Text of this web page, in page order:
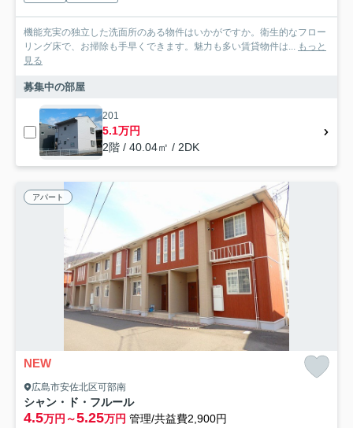
機能充実の独立した洗面所のある物件はいかがですか。衛生的なフロー
リング床で、お掃除も手早くできます。魅力も多い賃貸物件は... もっと
見る
募集中の部屋
201
5.1万円
2階 / 40.04㎡ / 2DK
アパート
NEW
広島市安佐北区可部南
シャン・ド・フルール
4.5万円～5.25万円 管理/共益費2,900円